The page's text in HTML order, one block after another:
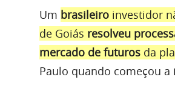
Um brasileiro investidor
de Goiás resolveu
mercado de futuros da
Paulo quando começou